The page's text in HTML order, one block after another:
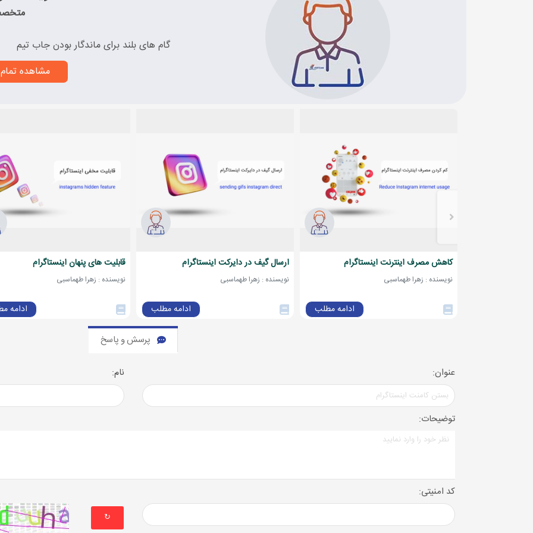
گام های بلند برای ماندگار بودن جاب تیم
مشاهده
کاهش مصرف اینترنت اینستاگرام
نویسنده : زهرا طهماسبی
ادامه مطلب
ارسال گیف در دایرکت اینستاگرام
نویسنده : زهرا طهماسبی
ادامه مطلب
قابلیت های پنهان اینستاگرام
نویسنده : زهرا طهماسبی
ادامه
پرسش و پاسخ
عنوان: نام:
توضیحات:
کد امنیتی:
↻